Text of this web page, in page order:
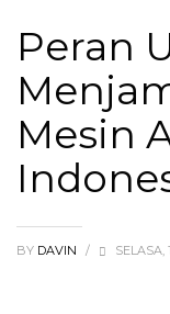
Peran
Mesin
BY DAVIN / SELASA,